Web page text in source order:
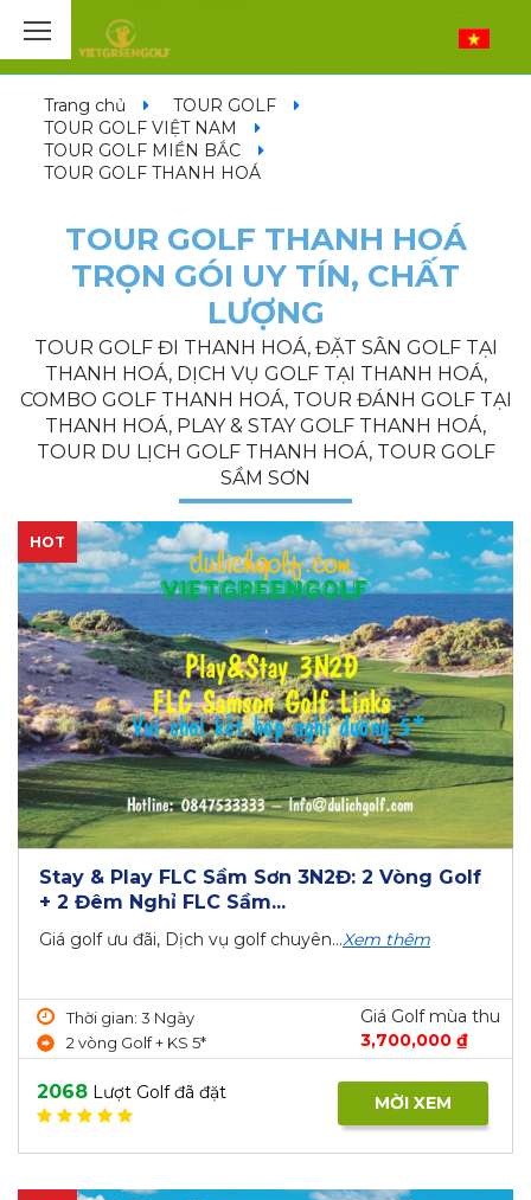
Trang chủ
TOUR GOLF
TOUR GOLF VIỆT NAM
TOUR GOLF MIỀN BẮC
TOUR GOLF THANH HOÁ
TOUR GOLF THANH HOÁ
TRỌN GÓI UY TÍN, CHẤT
LƯỢNG
TOUR GOLF ĐI THANH HOÁ, ĐẶT SÂN GOLF TẠI
THANH HOÁ, DỊCH VỤ GOLF TẠI THANH HOÁ,
COMBO GOLF THANH HOÁ, TOUR ĐÁNH GOLF TẠI
THANH HOÁ, PLAY & STAY GOLF THANH HOÁ,
TOUR DU LỊCH GOLF THANH HOÁ, TOUR GOLF
SẦM SƠN
HOT
Stay & Play FLC Sầm Sơn 3N2Đ: 2 Vòng Golf
+ 2 Đêm Nghỉ FLC Sầm...
Giá golf ưu đãi, Dịch vụ golf chuyên...Xem thêm
Thời gian: 3 Ngày
2 vòng Golf + KS 5*
Giá Golf mùa thu
3,700,000 ₫
2068 Lượt Golf đã đặt MỜI XEM